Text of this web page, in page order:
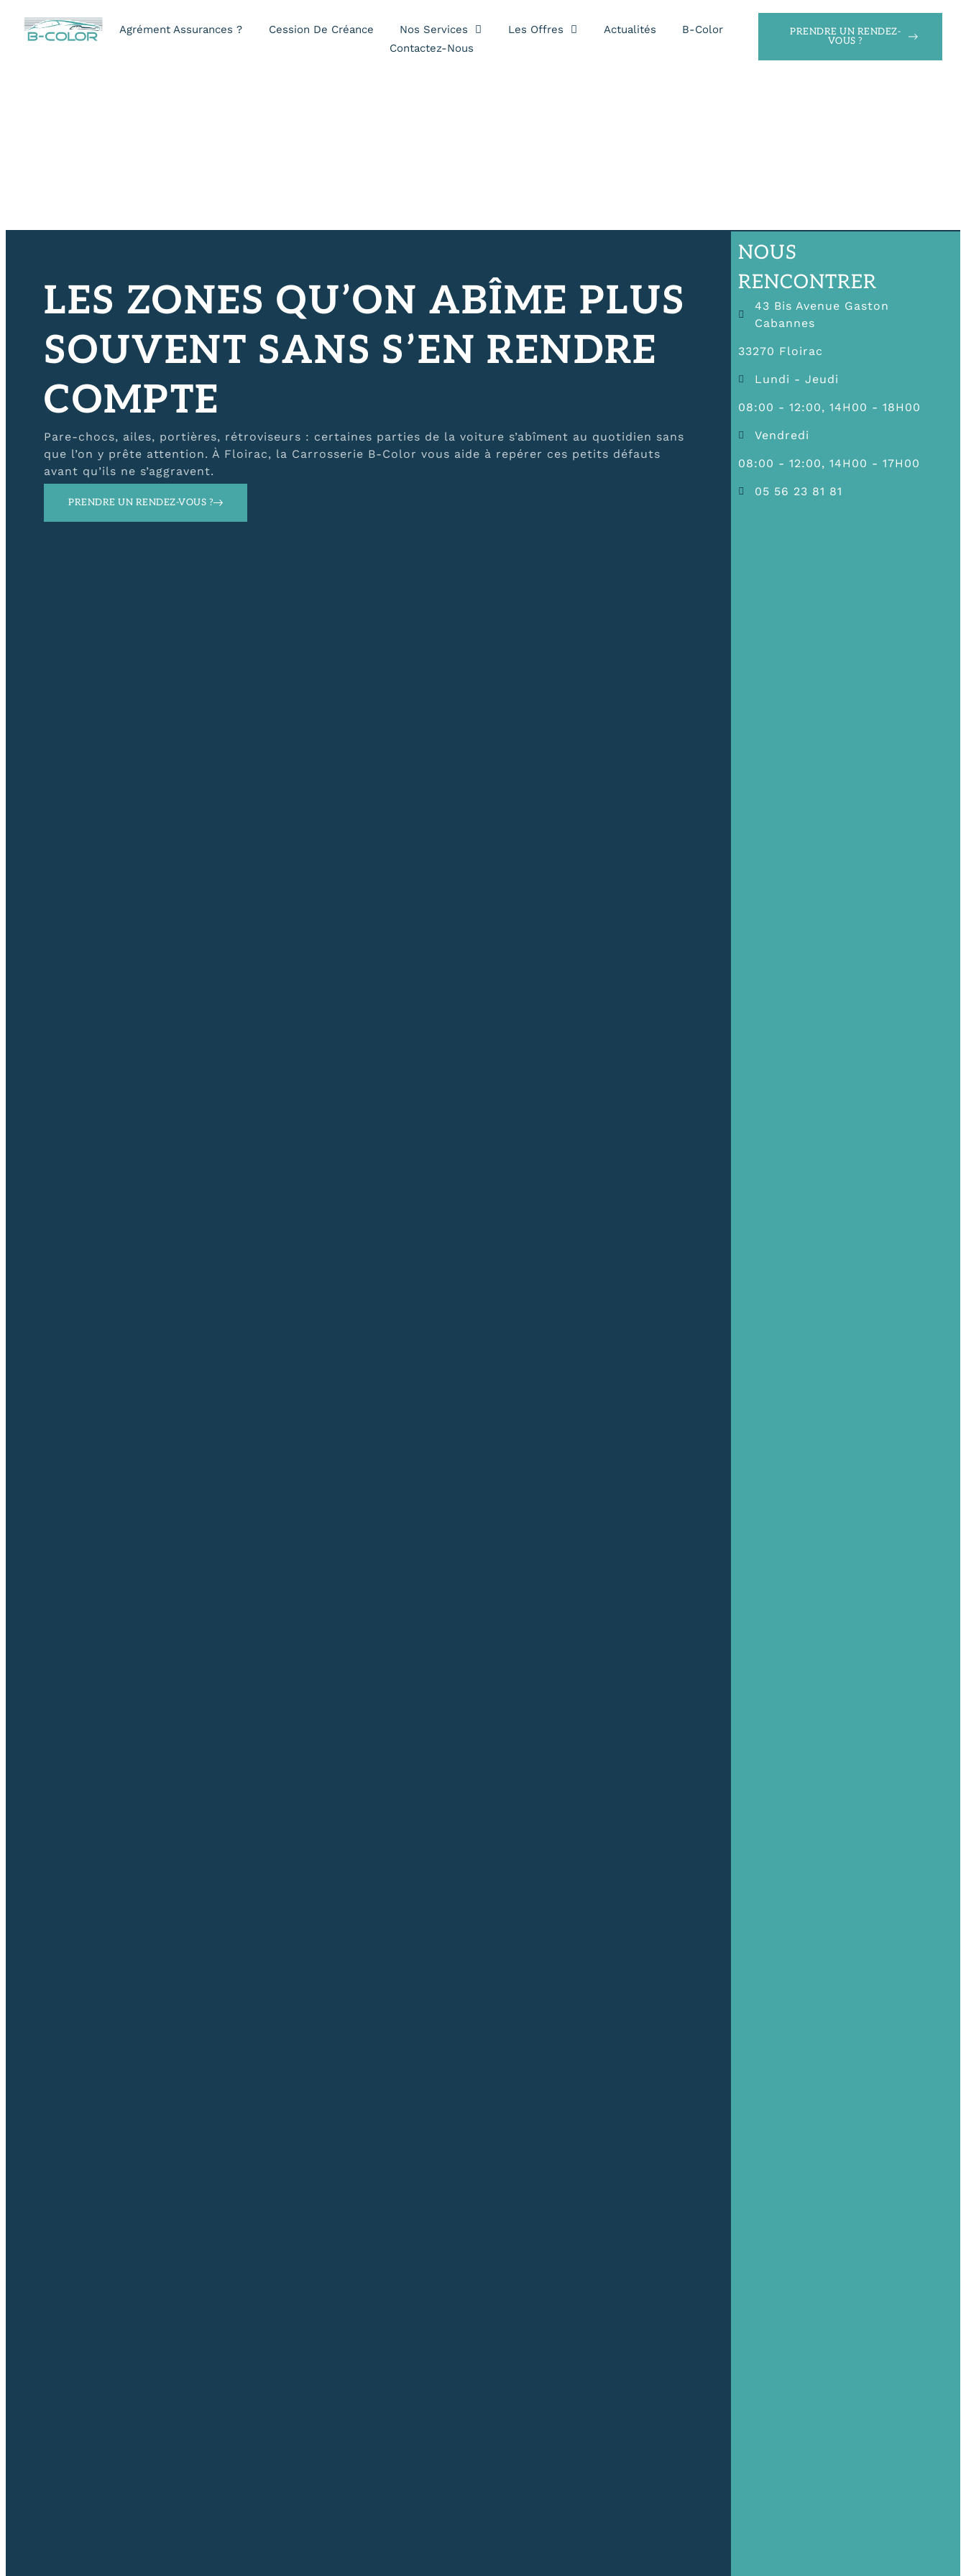
Panneau de gestion des cookies
Agrément Assurances ? Cession De Créance Nos Services Les Offres Actualités
B-Color
Contactez-Nous
PRENDRE UN RENDEZ-
VOUS ?
LES ZONES QU’ON ABÎME PLUS
SOUVENT SANS S’EN RENDRE
COMPTE
Pare-chocs, ailes, portières, rétroviseurs : certaines parties de la voiture s’abîment au quotidien sans
que l’on y prête attention. À Floirac, la Carrosserie B-Color vous aide à repérer ces petits défauts
avant qu’ils ne s’aggravent.
PRENDRE UN RENDEZ-VOUS ?
NOUS
RENCONTRER
43 Bis Avenue Gaston
Cabannes
33270 Floirac
Lundi - Jeudi
08:00 - 12:00, 14H00 - 18H00
Vendredi
08:00 - 12:00, 14H00 - 17H00
05 56 23 81 81